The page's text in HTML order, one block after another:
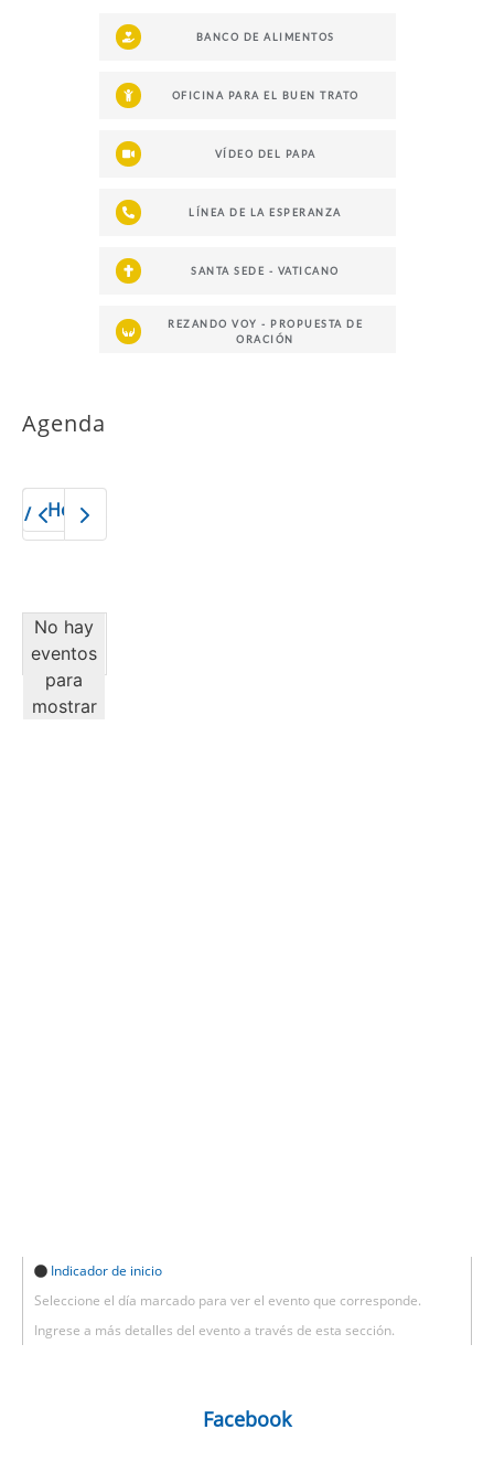
BANCO DE ALIMENTOS
OFICINA PARA EL BUEN TRATO
VÍDEO DEL PAPA
LÍNEA DE LA ESPERANZA
SANTA SEDE - VATICANO
REZANDO VOY - PROPUESTA DE
ORACIÓN
Agenda
Hoy2026
No hay
eventos
para
mostrar
Indicador de inicio
Seleccione el día marcado para ver el evento que corresponde.
Ingrese a más detalles del evento a través de esta sección.
Facebook